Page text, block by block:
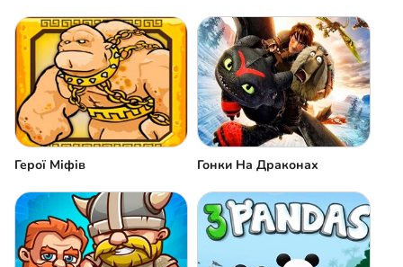
Герої Міфів Гонки На Драконах